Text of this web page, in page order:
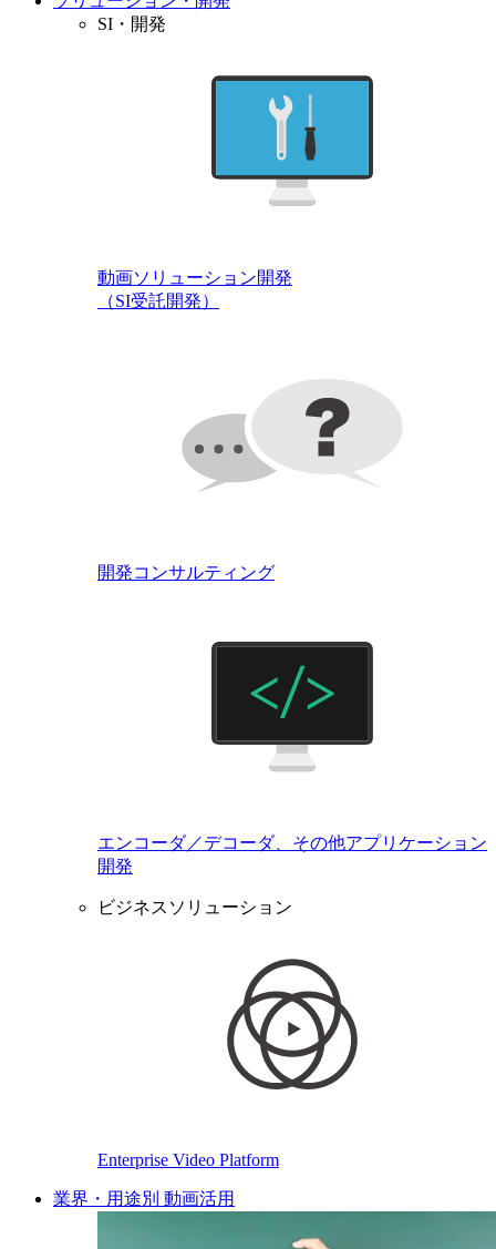
SI・開発
動画ソリューション開発
（SI受託開発）
開発コンサルティング
エンコーダ／デコーダ、その他アプリケーション
開発
ビジネスソリューション
Enterprise Video Platform
業界・用途別 動画活用